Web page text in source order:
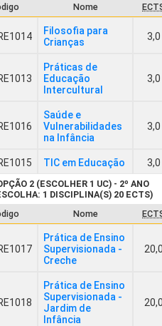
Nome
Filosofia para
Crianças
3,0
Práticas de
Educação
Intercultural
3,0
Saúde e
Vulnerabilidades
na Infância
3,0
TIC em Educação 3,0
2 (ESCOLHER 1 UC) - 2º ANO
1 DISCIPLINA(S) 20 ECTS)
Nome
Prática de Ensino
Supervisionada -
Creche
Prática de Ensino
Supervisionada -
Jardim de
Infância